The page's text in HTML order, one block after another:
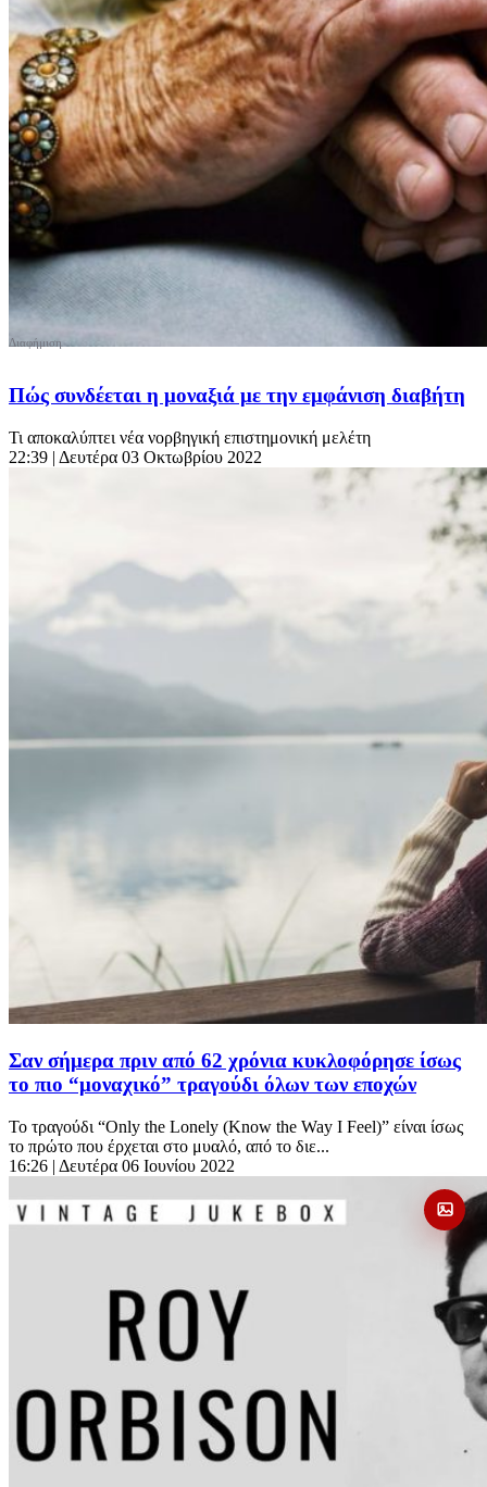
Πώς συνδέεται η μοναξιά με την εμφάνιση διαβήτη
Τι αποκαλύπτει νέα νορβηγική επιστημονική μελέτη
22:39 | Δευτέρα 03 Οκτωβρίου 2022
Σαν σήμερα πριν από 62 χρόνια κυκλοφόρησε ίσως
το πιο “μοναχικό” τραγούδι όλων των εποχών
Το τραγούδι “Only the Lonely (Know the Way I Feel)” είναι ίσως
το πρώτο που έρχεται στο μυαλό, από το διε...
16:26 | Δευτέρα 06 Ιουνίου 2022